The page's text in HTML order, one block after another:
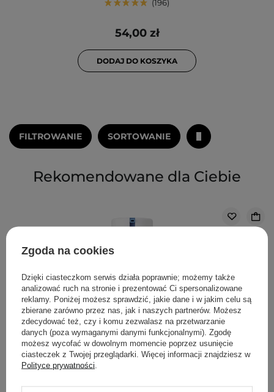
196
54,00 zł
DODAJ DO KOSZYKA
FILTROWANIE SORTOWANIE
Rekomendowane dla Ciebie
Zgoda na cookies
Dzięki ciasteczkom serwis działa poprawnie; możemy także
analizować ruch na stronie i prezentować Ci spersonalizowane
reklamy. Poniżej możesz sprawdzić, jakie dane i w jakim celu są
zbierane zarówno przez nas, jak i naszych partnerów. Możesz
zdecydować też, czy i komu zezwalasz na przetwarzanie
danych (poza wymaganymi danymi funkcjonalnymi). Zgodę
możesz wycofać w dowolnym momencie poprzez usunięcie
ciasteczek z Twojej przeglądarki. Więcej informacji znajdziesz w
Polityce prywatności